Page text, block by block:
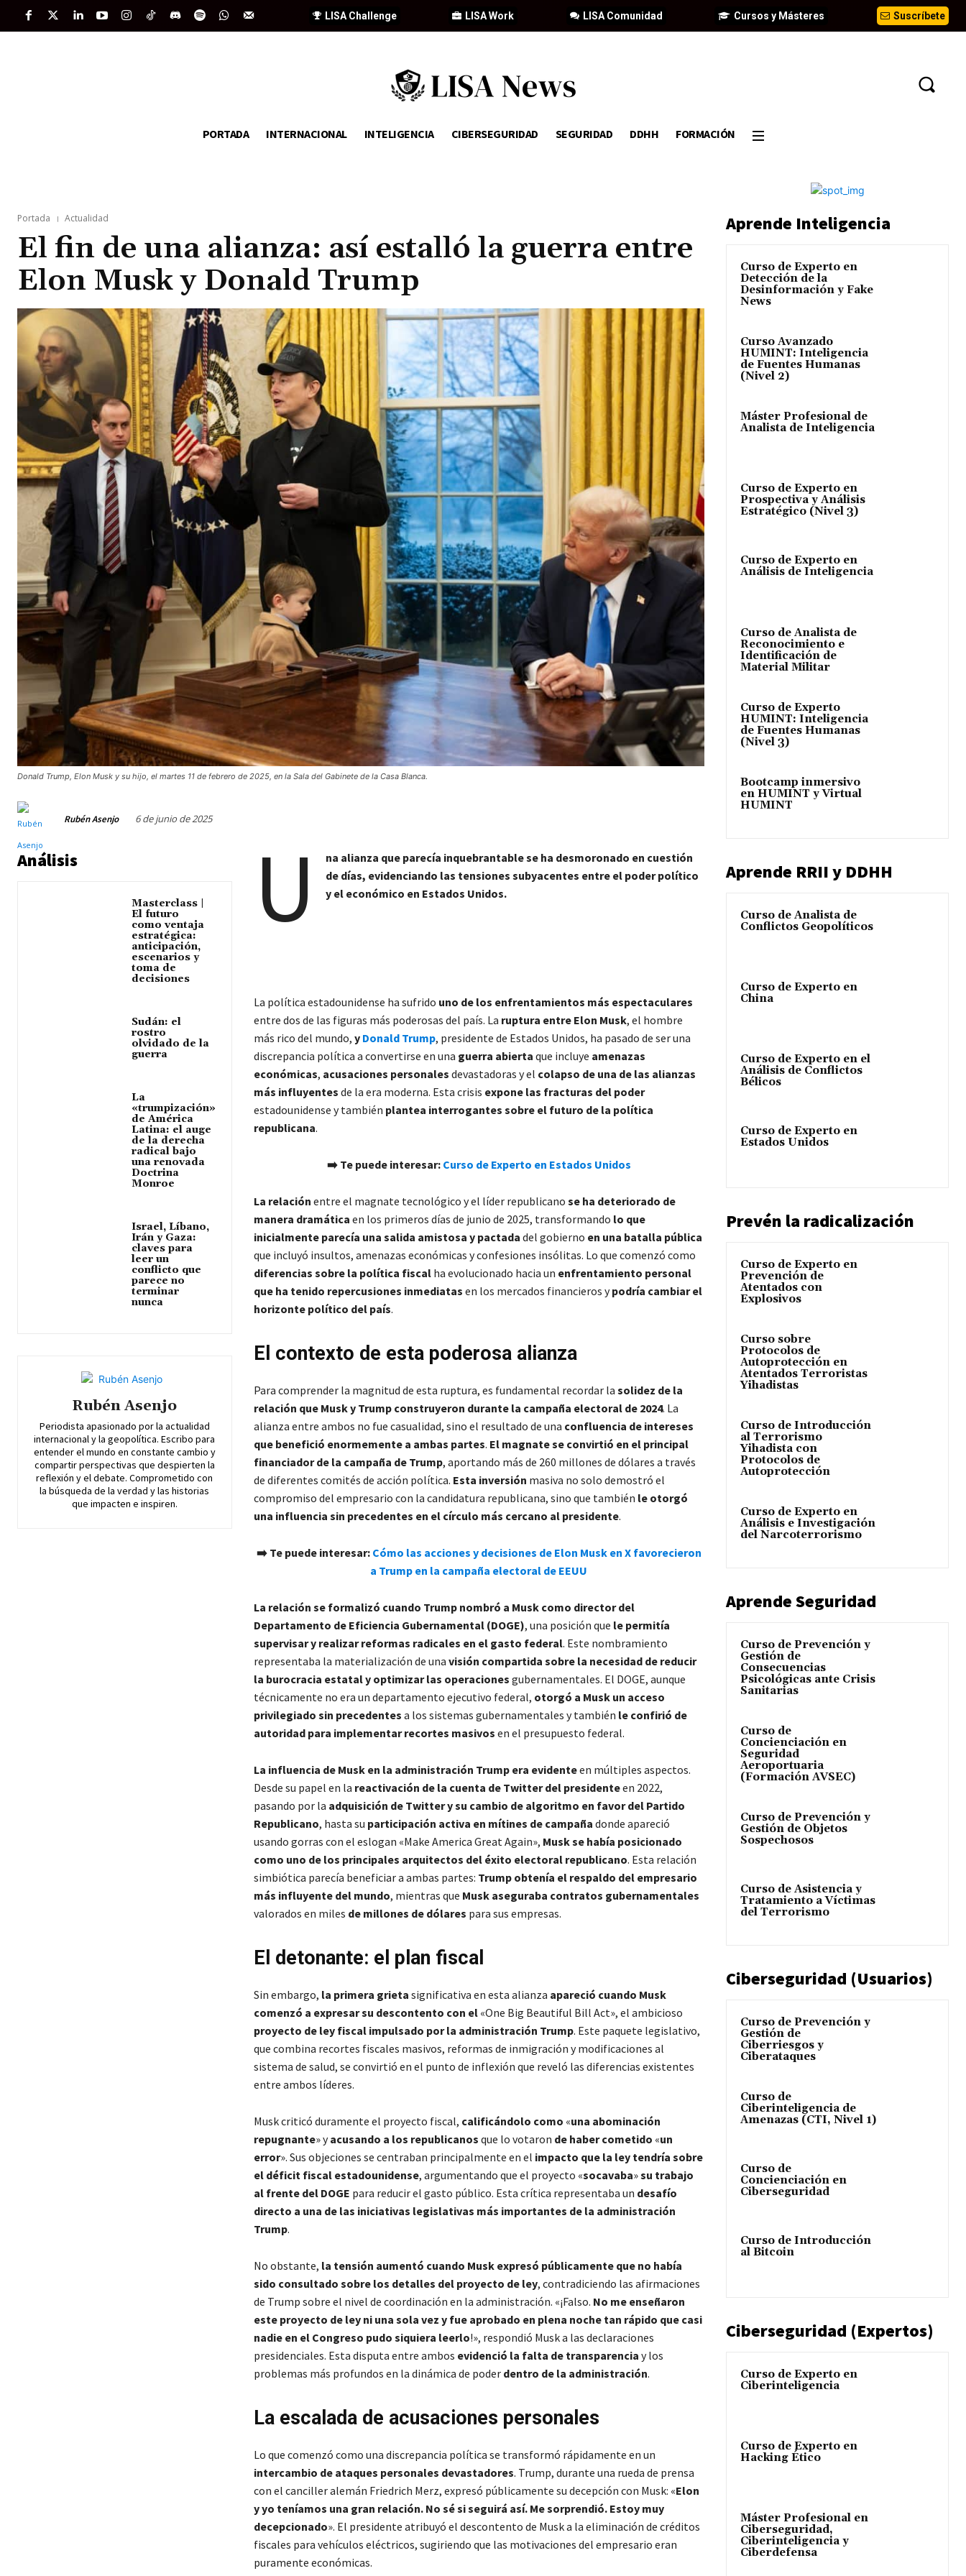
Suscríbete
Cursos y Másteres
LISA Comunidad
LISA Work
LISA Challenge
PORTADA INTERNACIONAL INTELIGENCIA CIBERSEGURIDAD SEGURIDAD DDHH FORMACIÓN
Portada Actualidad
El fin de una alianza: así estalló la guerra entre
Elon Musk y Donald Trump
Donald Trump, Elon Musk y su hijo, el martes 11 de febrero de 2025, en la Sala del Gabinete de la Casa Blanca.
Rubén Asenjo 6 de junio de 2025
Análisis
Masterclass |
El futuro
como ventaja
estratégica:
anticipación,
escenarios y
toma de
decisiones
Sudán: el
rostro
olvidado de la
guerra
La
«trumpización»
de América
Latina: el auge
de la derecha
radical bajo
una renovada
Doctrina
Monroe
Israel, Líbano,
Irán y Gaza:
claves para
leer un
conflicto que
parece no
terminar
nunca
Rubén Asenjo
Periodista apasionado por la actualidad
internacional y la geopolítica. Escribo para
entender el mundo en constante cambio y
compartir perspectivas que despierten la
reflexión y el debate. Comprometido con
la búsqueda de la verdad y las historias
que impacten e inspiren.
U
na alianza que parecía inquebrantable se ha desmoronado en cuestión
de días, evidenciando las tensiones subyacentes entre el poder político
y el económico en Estados Unidos.
La política estadounidense ha sufrido uno de los enfrentamientos más espectaculares
entre dos de las figuras más poderosas del país. La ruptura entre Elon Musk, el hombre
más rico del mundo, y Donald Trump, presidente de Estados Unidos, ha pasado de ser una
discrepancia política a convertirse en una guerra abierta que incluye amenazas
económicas, acusaciones personales devastadoras y el colapso de una de las alianzas
más influyentes de la era moderna. Esta crisis expone las fracturas del poder
estadounidense y también plantea interrogantes sobre el futuro de la política
republicana.
➡️ Te puede interesar: Curso de Experto en Estados Unidos
La relación entre el magnate tecnológico y el líder republicano se ha deteriorado de
manera dramática en los primeros días de junio de 2025, transformando lo que
inicialmente parecía una salida amistosa y pactada del gobierno en una batalla pública
que incluyó insultos, amenazas económicas y confesiones insólitas. Lo que comenzó como
diferencias sobre la política fiscal ha evolucionado hacia un enfrentamiento personal
que ha tenido repercusiones inmediatas en los mercados financieros ypodría cambiar el
horizonte político del país.
El contexto de esta poderosa alianza
Para comprender la magnitud de esta ruptura, es fundamental recordar la solidez de la
relación que Musk y Trump construyeron durante la campaña electoral de 2024. La
alianza entre ambos no fue casualidad, sino el resultado de una confluencia de intereses
que benefició enormemente a ambas partes. El magnate se convirtió en el principal
financiador de la campaña de Trump, aportando más de 260 millones de dólares a través
de diferentes comités de acción política. Esta inversión masiva no solo demostró el
compromiso del empresario con la candidatura republicana, sino que también le otorgó
una influencia sin precedentes en el círculo más cercano al presidente.
➡️ Te puede interesar: Cómo las acciones y decisiones de Elon Musk en X favorecieron
a Trump en la campaña electoral de EEUU
La relación se formalizó cuando Trump nombró a Musk como director del
Departamento de Eficiencia Gubernamental (DOGE), una posición que le permitía
supervisar y realizar reformas radicales en el gasto federal. Este nombramiento
representaba la materialización de una visión compartida sobre la necesidad de reducir
la burocracia estatal y optimizar las operaciones gubernamentales. El DOGE, aunque
técnicamente no era un departamento ejecutivo federal, otorgó a Musk un acceso
privilegiado sin precedentes a los sistemas gubernamentales y también le confirió de
autoridad para implementar recortes masivos en el presupuesto federal.
La influencia de Musk en la administración Trump era evidenteen múltiples aspectos.
Desde su papel en la reactivación de la cuenta de Twitter del presidenteen 2022,
pasando por la adquisición de Twitter y su cambio de algoritmo en favor del Partido
Republicano, hasta su participación activa en mítines de campaña donde apareció
usando gorras con el eslogan «Make America Great Again», Musk se había posicionado
como uno de los principales arquitectos del éxito electoral republicano. Esta relación
simbiótica parecía beneficiar a ambas partes: Trump obtenía el respaldo del empresario
más influyente del mundo, mientras que Musk aseguraba contratos gubernamentales
valorados en miles de millones de dólares para sus empresas.
El detonante: el plan fiscal
Sin embargo, la primera grieta significativa en esta alianza apareció cuando Musk
comenzó a expresar su descontento con el«One Big Beautiful Bill Act», el ambicioso
proyecto de ley fiscal impulsado por la administración Trump. Este paquete legislativo,
que combina recortes fiscales masivos, reformas de inmigración y modificaciones al
sistema de salud, se convirtió en el punto de inflexión que reveló las diferencias existentes
entre ambos líderes.
Musk criticó duramente el proyecto fiscal, calificándolo como «una abominación
repugnante» yacusando a los republicanos que lo votaron de haber cometido «un
error». Sus objeciones se centraban principalmente en el impacto que la ley tendría sobre
el déficit fiscal estadounidense, argumentando que el proyecto «socavaba»su trabajo
al frente del DOGE para reducir el gasto público. Esta crítica representaba un desafío
directo a una de las iniciativas legislativas más importantes de la administración
Trump.
No obstante, la tensión aumentó cuando Musk expresó públicamente que no había
sido consultado sobre los detalles del proyecto de ley, contradiciendo las afirmaciones
de Trump sobre el nivel de coordinación en la administración. «¡Falso. No me enseñaron
este proyecto de ley ni una sola vez y fue aprobado en plena noche tan rápido que casi
nadie en el Congreso pudo siquiera leerlo!», respondió Musk a las declaraciones
presidenciales. Esta disputa entre ambos evidenció la falta de transparencia y los
problemas más profundos en la dinámica de poder dentro de la administración.
La escalada de acusaciones personales
Lo que comenzó como una discrepancia política se transformó rápidamente en un
intercambio de ataques personales devastadores. Trump, durante una rueda de prensa
con el canciller alemán Friedrich Merz, expresó públicamente su decepción con Musk: «Elon
y yo teníamos una gran relación. No sé si seguirá así. Me sorprendió. Estoy muy
decepcionado». El presidente atribuyó el descontento de Musk a la eliminación de créditos
fiscales para vehículos eléctricos, sugiriendo que las motivaciones del empresario eran
puramente económicas.
Aprende Inteligencia
Curso de Experto en
Detección de la
Desinformación y Fake
News
Curso Avanzado
HUMINT: Inteligencia
de Fuentes Humanas
(Nivel 2)
Máster Profesional de
Analista de Inteligencia
Curso de Experto en
Prospectiva y Análisis
Estratégico (Nivel 3)
Curso de Experto en
Análisis de Inteligencia
Curso de Analista de
Reconocimiento e
Identificación de
Material Militar
Curso de Experto
HUMINT: Inteligencia
de Fuentes Humanas
(Nivel 3)
Bootcamp inmersivo
en HUMINT y Virtual
HUMINT
Aprende RRII y DDHH
Curso de Analista de
Conflictos Geopolíticos
Curso de Experto en
China
Curso de Experto en el
Análisis de Conflictos
Bélicos
Curso de Experto en
Estados Unidos
Prevén la radicalización
Curso de Experto en
Prevención de
Atentados con
Explosivos
Curso sobre
Protocolos de
Autoprotección en
Atentados Terroristas
Yihadistas
Curso de Introducción
al Terrorismo
Yihadista con
Protocolos de
Autoprotección
Curso de Experto en
Análisis e Investigación
del Narcoterrorismo
Aprende Seguridad
Curso de Prevención y
Gestión de
Consecuencias
Psicológicas ante Crisis
Sanitarias
Curso de
Concienciación en
Seguridad
Aeroportuaria
(Formación AVSEC)
Curso de Prevención y
Gestión de Objetos
Sospechosos
Curso de Asistencia y
Tratamiento a Víctimas
del Terrorismo
Ciberseguridad (Usuarios)
Curso de Prevención y
Gestión de
Ciberriesgos y
Ciberataques
Curso de
Ciberinteligencia de
Amenazas (CTI, Nivel 1)
Curso de
Concienciación en
Ciberseguridad
Curso de Introducción
al Bitcoin
Ciberseguridad (Expertos)
Curso de Experto en
Ciberinteligencia
Curso de Experto en
Hacking Ético
Máster Profesional en
Ciberseguridad,
Ciberinteligencia y
Ciberdefensa